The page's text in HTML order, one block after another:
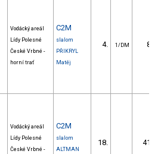
Vodácký areál
Lídy Polesné
České Vrbné -
horní trať
C2M
slalom
PŘIKRYL
Matěj
4. 1/DM 8.85
Vodácký areál
Lídy Polesné
České Vrbné -
C2M
slalom
ALTMAN
18. 41.73